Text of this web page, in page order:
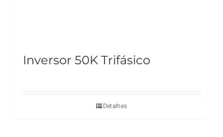
Inversor 50K Trifásico
Detalhes